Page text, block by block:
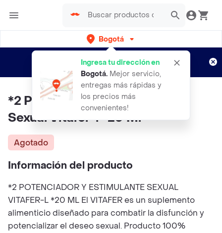
Bogotá
Ingresa tu dirección en
Bogotá. Mejor servicio,
entregas más rápidas y
los precios más
convenientes!
envíos gratis por semanas
Aplican TyC
*2 Potenciador Y Estimulante
Sexual Vitafer-l *20 Ml
Agotado
Información del producto
*2 POTENCIADOR Y ESTIMULANTE SEXUAL
VITAFER-L *20 ML El VITAFER es un suplemento
alimenticio diseñado para combatir la disfunción y
potencializar el deseo sexual. Producto 100%